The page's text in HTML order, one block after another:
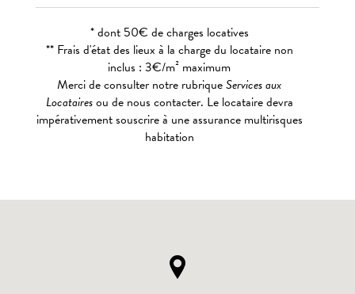
* dont 50€ de charges locatives
** Frais d'état des lieux à la charge du locataire non
inclus : 3€/m² maximum
Merci de consulter notre rubriqueServices aux
Locatairesou de nous contacter. Le locataire devra
impérativement souscrire à une assurance multirisques
habitation